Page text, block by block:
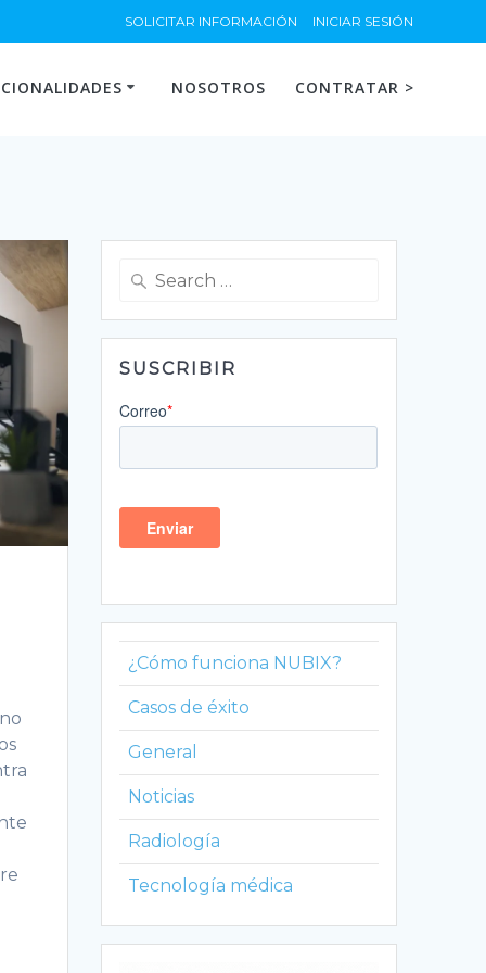
SOLICITAR INFORMACIÓN INICIAR SESIÓN
NOSOTROS CONTRATAR >
Search
SUSCRIBIR
¿Cómo funciona NUBIX?
Casos de éxito
General
Noticias
Radiología
Tecnología médica